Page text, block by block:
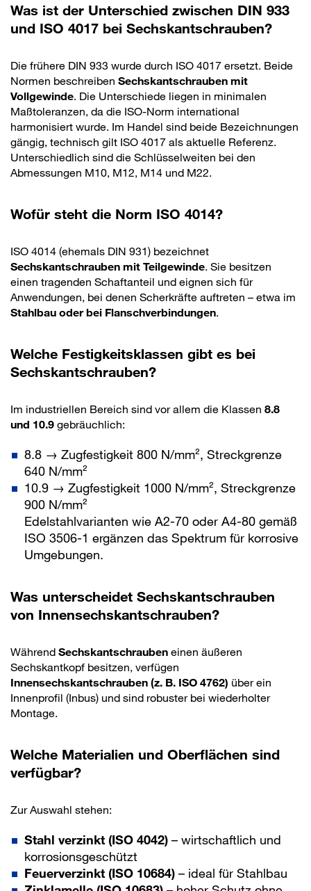
Was ist der Unterschied zwischen DIN 933
und ISO 4017 bei Sechskantschrauben?
Die frühere DIN 933 wurde durch ISO 4017 ersetzt. Beide
Normen beschreiben Sechskantschrauben mit
Vollgewinde . Die Unterschiede liegen in minimalen
Maßtoleranzen, da die ISO-Norm international
harmonisiert wurde. Im Handel sind beide Bezeichnungen
gängig, technisch gilt ISO 4017 als aktuelle Referenz.
Unterschiedlich sind die Schlüsselweiten bei den
Abmessungen M10, M12, M14 und M22.
Wofür steht die Norm ISO 4014?
ISO 4014 (ehemals DIN 931) bezeichnet
Sechskantschrauben mit Teilgewinde . Sie besitzen
einen tragenden Schaftanteil und eignen sich für
Anwendungen, bei denen Scherkräfte auftreten – etwa im
Stahlbau oder bei Flanschverbindungen
Welche Festigkeitsklassen gibt es bei
Sechskantschrauben?
Im industriellen Bereich sind vor allem die Klassen 8.8
und 10.9 gebräuchlich:
8.8 → Zugfestigkeit 800 N/mm², Streckgrenze
640 N/mm²
10.9 → Zugfestigkeit 1000 N/mm², Streckgrenze
900 N/mm²
Edelstahlvarianten wie A2-70 oder A4-80 gemäß
ISO 3506-1 ergänzen das Spektrum für korrosive
Umgebungen.
Was unterscheidet Sechskantschrauben
von Innensechskantschrauben?
Während Sechskantschrauben einen äußeren
Sechskantkopf besitzen, verfügen
Innensechskantschrauben (z. B. ISO 4762) über ein
Innenprofil (Inbus) und sind robuster bei wiederholter
Montage.
Welche Materialien und Oberflächen sind
verfügbar?
Zur Auswahl stehen:
Stahl verzinkt (ISO 4042) – wirtschaftlich und
korrosionsgeschützt
Feuerverzinkt (ISO 10684) – ideal für Stahlbau